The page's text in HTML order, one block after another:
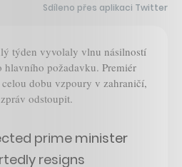
Sdíleno přes aplikaci Twitter
týden vyvolaly vlnu násilností
hlavního požadavku. Premiér
dobu vzpoury v zahraničí,
odstoupit.
prime minister
resigns